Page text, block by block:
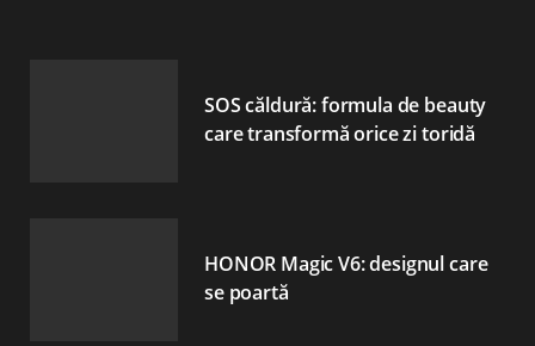
SOS căldură: formula de beauty
care transformă orice zi toridă
HONOR Magic V6: designul care
se poartă